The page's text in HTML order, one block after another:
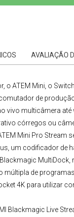
AVALIAÇÃO
o ATEM Mini , o
de
vivo multicâmera
córregos ou
Mini Pro Stream
um codificador de
múltipla de
4K para utilizar
Blackmagic Live